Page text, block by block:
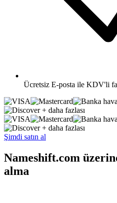
Ücretsiz E-posta ile KDV'li
+ daha fazlası
+ daha fazlası
Şimdi satın al
Nameshift.com
alma